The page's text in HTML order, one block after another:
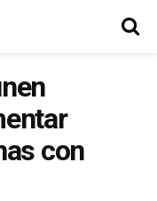
con